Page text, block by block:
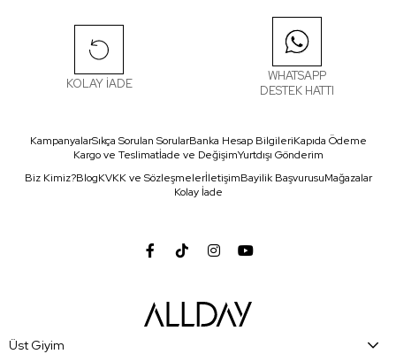
KOLAY İADE
WHATSAPP
DESTEK HATTI
KampanyalarSıkça Sorulan SorularBanka Hesap BilgileriKapıda Ödeme
Kargo ve Teslimatİade ve DeğişimYurtdışı Gönderim
Biz Kimiz?BlogKVKK ve SözleşmelerİletişimBayilik BaşvurusuMağazalar
Kolay İade
Üst Giyim